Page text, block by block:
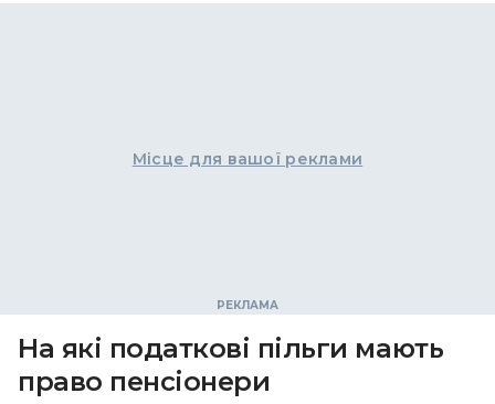
Місце для вашої реклами
На які податкові пільги мають
право пенсіонери